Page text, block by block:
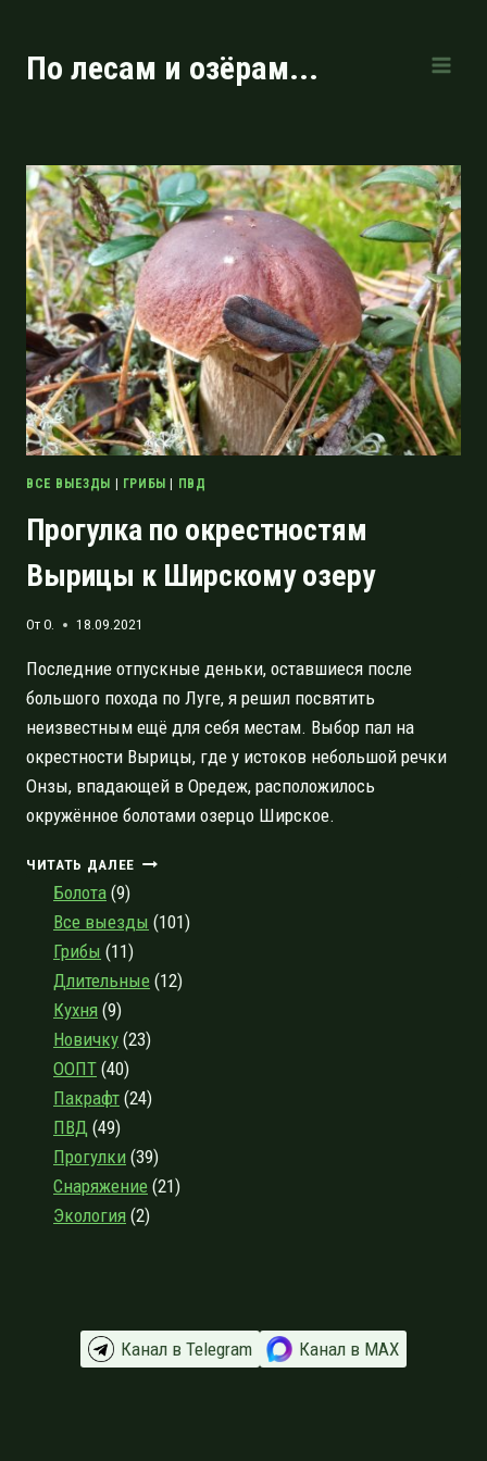
содержимому
По лесам и озёрам...
ВСЕ ВЫЕЗДЫ | ГРИБЫ | ПВД
Прогулка по окрестностям
Вырицы к Ширскому озеру
ОтO. 18.09.2021
Последние отпускные деньки, оставшиеся после
большого похода по Луге, я решил посвятить
неизвестным ещё для себя местам. Выбор пал на
окрестности Вырицы, где у истоков небольшой речки
Онзы, впадающей в Оредеж, расположилось
окружённое болотами озерцо Ширское.
ЧИТАТЬ ДАЛЕЕ ПРОГУЛКА
ВЫРИЦЫ
ШИРСКОМУ
ОЗЕРУ
Болота (9)
Все выезды (101)
Грибы (11)
Длительные (12)
Кухня (9)
Новичку (23)
ООПТ (40)
Пакрафт (24)
ПВД (49)
Прогулки (39)
Снаряжение (21)
Экология (2)
Канал в Telegram Канал в МАХ